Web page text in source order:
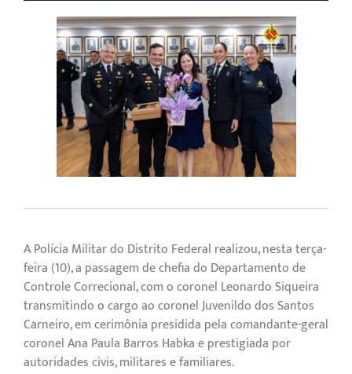
A Polícia Militar do Distrito Federal realizou, nesta terça-
feira (10), a passagem de chefia do Departamento de
Controle Correcional, com o coronel Leonardo Siqueira
transmitindo o cargo ao coronel Juvenildo dos Santos
Carneiro, em cerimônia presidida pela comandante-geral
coronel Ana Paula Barros Habka e prestigiada por
autoridades civis, militares e familiares.